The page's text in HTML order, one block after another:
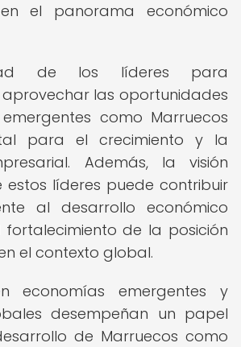
el panorama económico
de los líderes para
las oportunidades
como Marruecos
para el crecimiento y la
Además, la visión
líderes puede contribuir
al desarrollo económico
fortalecimiento de la posición
el contexto global.
economías emergentes y
desempeñan un papel
de Marruecos como